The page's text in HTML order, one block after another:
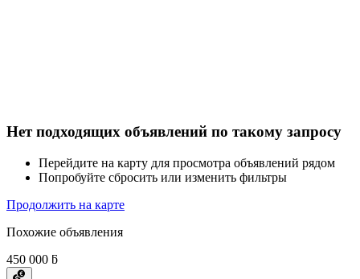
Нет подходящих объявлений по такому запросу
Перейдите на карту для просмотра объявлений рядом
Попробуйте сбросить или изменить фильтры
Продолжить на карте
Похожие объявления
450 000 ƃ